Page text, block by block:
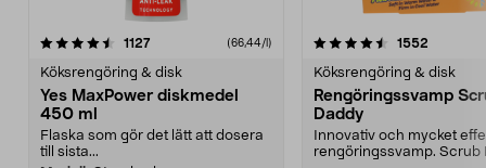
1127recensioner (66,44/l)
Köksrengöring & disk
Yes MaxPower diskmedel
450 ml
Flaska som gör det lätt att dosera
till sista...
4.5 av 5 stjärnor 1552
Köksrengöring & disk
Rengöringssvamp
Daddy
Innovativ och mycket
rengöringssvamp. Scrub
4.5 av 5 stjärnor